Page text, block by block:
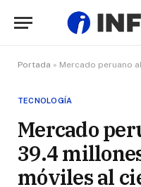
Portada » Mercado peruano alcanzó los
TECNOLOGÍA
Mercado
39.4
móviles al